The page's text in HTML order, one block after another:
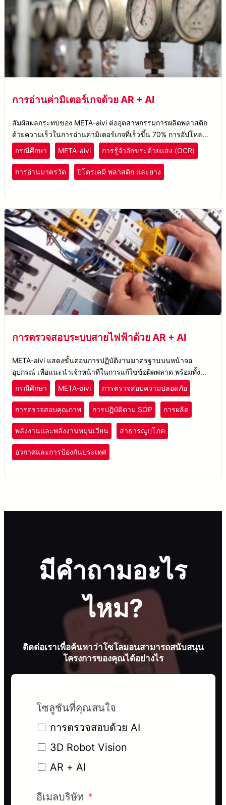
การอ่านค่ามิเตอร์เกจด้วย AR + AI
สัมผัสผลกระทบของ META-aivi ต่ออุตสาหกรรมการผลิตพลาสติก
ด้วยความเร็วในการอ่านค่ามิเตอร์เกจที่เร็วขึ้น 70% การอัปโหลด
ข้อมูลอัตโนมัติ และลดข้อผิดพลาดในการอ่านค่ามิเตอร์
กรณีศึกษา META-aivi การรู้จำอักขระด้วยแสง (OCR)
การอ่านมาตรวัด ปิโตรเคมี พลาสติก และยาง
การตรวจสอบระบบสายไฟฟ้าด้วย AR + AI
META-aivi แสดงขั้นตอนการปฏิบัติงานมาตรฐานบนหน้าจอ
อุปกรณ์ เพื่อแนะนำเจ้าหน้าที่ในการแก้ไขข้อผิดพลาด พร้อมทั้ง
แสดงผลการตรวจจับพร้อมบันทึกเวลา
กรณีศึกษา META-aivi การตรวจสอบความปลอดภัย
การตรวจสอบคุณภาพ การปฏิบัติตาม SOP การผลิต
พลังงานและพลังงานหมุนเวียน สาธารณูปโภค
อวกาศและการป้องกันประเทศ
มีคำถามอะไร
ไหม?
ติดต่อเราเพื่อค้นหาว่าโซโลมอนสามารถสนับสนุน
โครงการของคุณได้อย่างไร
โซลูชันที่คุณสนใจ
การตรวจสอบด้วย AI
3D Robot Vision
AR + AI
อีเมลบริษัท